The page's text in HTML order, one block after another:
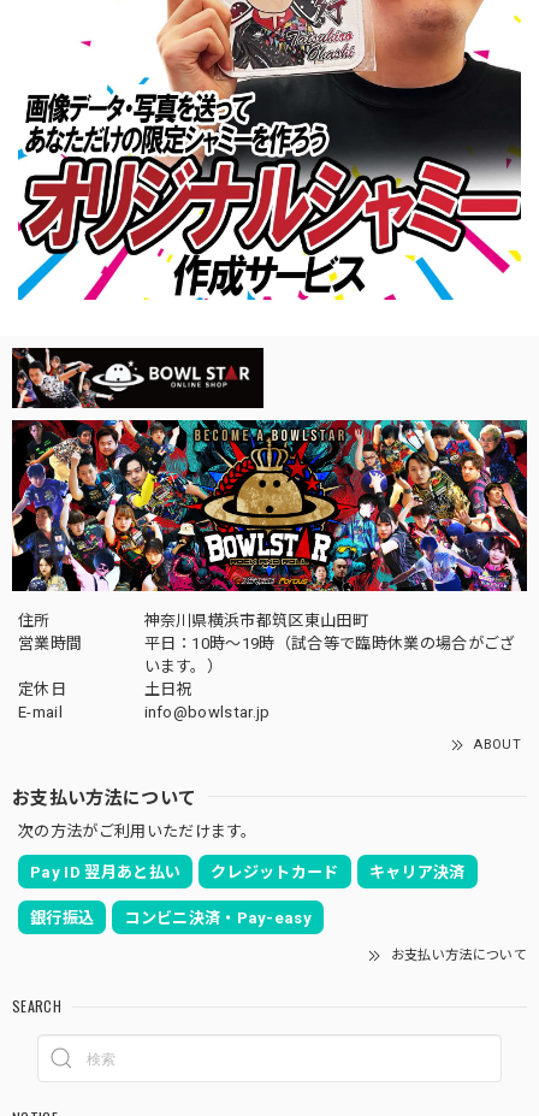
住所
神奈川県横浜市都筑区東山田町
営業時間
平日：10時～19時（試合等で臨時休業の場合がござ
います。）
定休日
土日祝
E-mail
info@bowlstar.jp
ABOUT
お支払い方法について
次の方法がご利用いただけます。
Pay ID 翌月あと払い クレジットカード キャリア決済
銀行振込 コンビニ決済・Pay-easy
お支払い方法について
SEARCH